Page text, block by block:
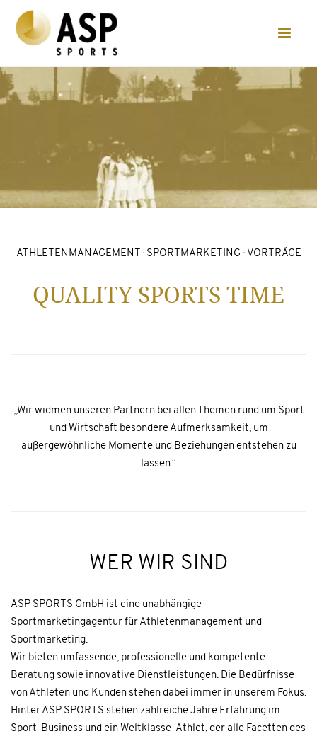
ATHLETENMANAGEMENT·SPORTMARKETING ·VORTRÄGE
QUALITY SPORTS TIME
„Wir widmen unseren Partnern bei allen Themen rund um Sport
und Wirtschaft besondere Aufmerksamkeit, um
außergewöhnliche Momente und Beziehungen entstehen zu
lassen.“
WER WIR SIND
ASP SPORTS GmbH ist eine unabhängige
Sportmarketingagentur für Athletenmanagement und
Sportmarketing.
Wir bieten umfassende, professionelle und kompetente
Beratung sowie innovative Dienstleistungen. Die Bedürfnisse
von Athleten und Kunden stehen dabei immer in unserem Fokus.
Hinter ASP SPORTS stehen zahlreiche Jahre Erfahrung im
Sport-Business und ein Weltklasse-Athlet, der alle Facetten des